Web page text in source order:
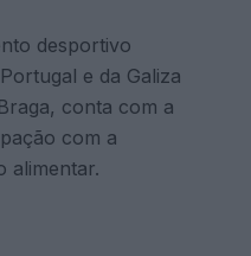
desportivo
e da Galiza
conta com a
com a
alimentar.